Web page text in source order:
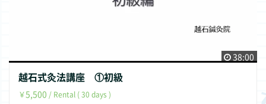
38:00
越石式灸法講座 ①初級
￥5,500 / Rental ( 30 days )